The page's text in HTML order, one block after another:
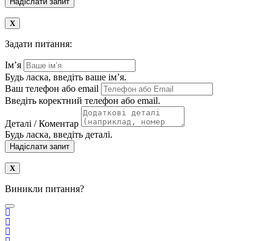
Задати питання:
Ім’я
Будь ласка, введіть ваше ім’я.
Ваш телефон або email
Введіть коректний телефон або email.
Деталі / Коментар
Будь ласка, введіть деталі.
Надіслати запит
Виникли питання?